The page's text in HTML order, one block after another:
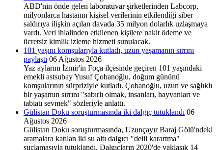
ABD'nin önde gelen laboratuvar şirketlerinden Labcorp,
milyonlarca hastanın kişisel verilerinin etkilendiği siber
saldırıya ilişkin açılan davada 35 milyon dolarlık uzlaşmaya
vardı. Veri ihlalinden etkilenen kişilere nakit ödeme ve
ücretsiz kimlik izleme hizmeti sunulacak.
101 yaşını komşularıyla kutladı, uzun yaşamanın sırrını
paylaştı 06 Ağustos 2026
Yaz aylarını İzmir'in Foça ilçesinde geçiren 101 yaşındaki
emekli astsubay Yusuf Çobanoğlu, doğum gününü
komşularının sürpriziyle kutladı. Çobanoğlu, uzun ve sağlıklı
bir yaşamın sırrını "sabırlı olmak, insanları, hayvanları ve
tabiatı sevmek" sözleriyle anlattı.
Gülistan Doku soruşturmasında iki dalgıç tutuklandı 06
Ağustos 2026
Gülistan Doku soruşturmasında, Uzunçayır Baraj Gölü'ndeki
aramalara katılan iki su altı dalgıcı "delil karartma"
suçlamasıyla tutuklandı. Dalgıçların 2020'de yaklaşık 14